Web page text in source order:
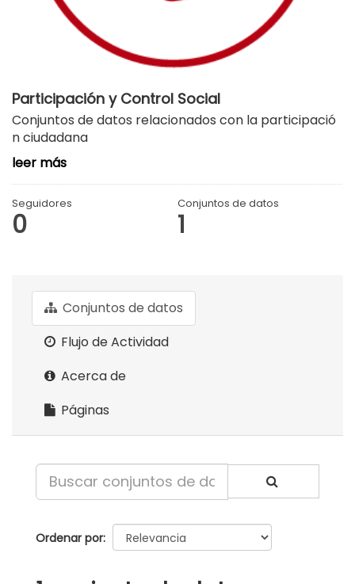
Participación y Control Social
Conjuntos de datos relacionados con la participació
n ciudadana
leer más
Seguidores
0
Conjuntos de datos
1
Conjuntos de datos
Flujo de Actividad
Acerca de
Páginas
Ordenar por